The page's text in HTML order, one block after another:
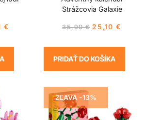
€
Strážcovia Galaxie
35,90€ 25,10€
PRIDAŤ DO KOŠÍKA
ZĽAVA -13%